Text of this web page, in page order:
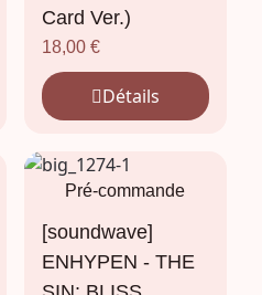
Card Ver.)
18,00 €
Détails
Pré-commande
[soundwave]
ENHYPEN - THE